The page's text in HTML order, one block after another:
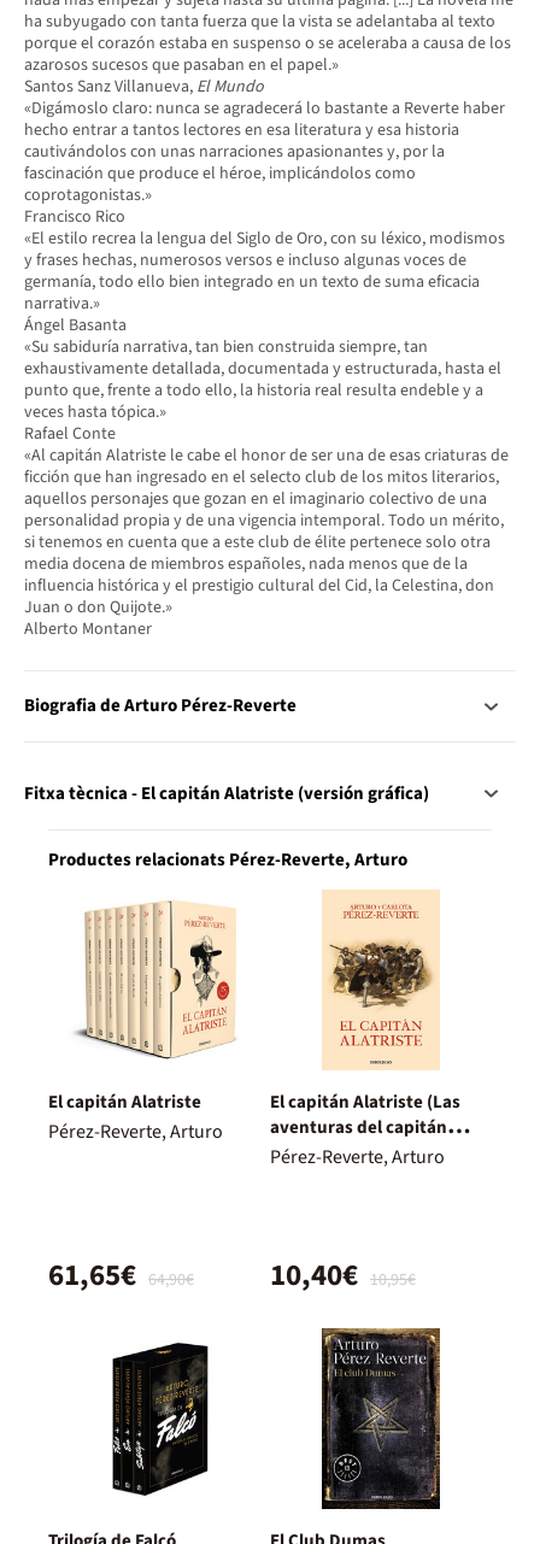
ha subyugado con tanta fuerza que la vista se adelantaba al texto
porque el corazón estaba en suspenso o se aceleraba a causa de los
azarosos sucesos que pasaban en el papel.»
Santos Sanz Villanueva, El Mundo
«Digámoslo claro: nunca se agradecerá lo bastante a Reverte haber
hecho entrar a tantos lectores en esa literatura y esa historia
cautivándolos con unas narraciones apasionantes y, por la
fascinación que produce el héroe, implicándolos como
coprotagonistas.»
Francisco Rico
«El estilo recrea la lengua del Siglo de Oro, con su léxico, modismos
y frases hechas, numerosos versos e incluso algunas voces de
germanía, todo ello bien integrado en un texto de suma eficacia
narrativa.»
Ángel Basanta
«Su sabiduría narrativa, tan bien construida siempre, tan
exhaustivamente detallada, documentada y estructurada, hasta el
punto que, frente a todo ello, la historia real resulta endeble y a
veces hasta tópica.»
Rafael Conte
«Al capitán Alatriste le cabe el honor de ser una de esas criaturas de
ficción que han ingresado en el selecto club de los mitos literarios,
aquellos personajes que gozan en el imaginario colectivo de una
personalidad propia y de una vigencia intemporal. Todo un mérito,
si tenemos en cuenta que a este club de élite pertenece solo otra
media docena de miembros españoles, nada menos que de la
influencia histórica y el prestigio cultural del Cid, la Celestina, don
Juan o don Quijote.»
Alberto Montaner
Biografia de Arturo Pérez-Reverte
Fitxa tècnica - El capitán Alatriste (versión gráfica)
Productes relacionats Pérez-Reverte, Arturo
El capitán Alatriste
Pérez-Reverte, Arturo
64,90€
61,65€
El capitán Alatriste (Las
aventuras del capitán
Alatriste 1)
Pérez-Reverte, Arturo
10,95€
10,40€